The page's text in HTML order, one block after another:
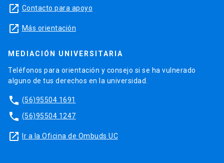
launch Contacto para apoyo
launch Más orientación
MEDIACIÓN UNIVERSITARIA
Teléfonos para orientación y consejo si se ha vulnerado
alguno de tus derechos en la universidad.
phone (56)95504 1691
phone (56)95504 1247
launch Ir a la Oficina de Ombuds UC